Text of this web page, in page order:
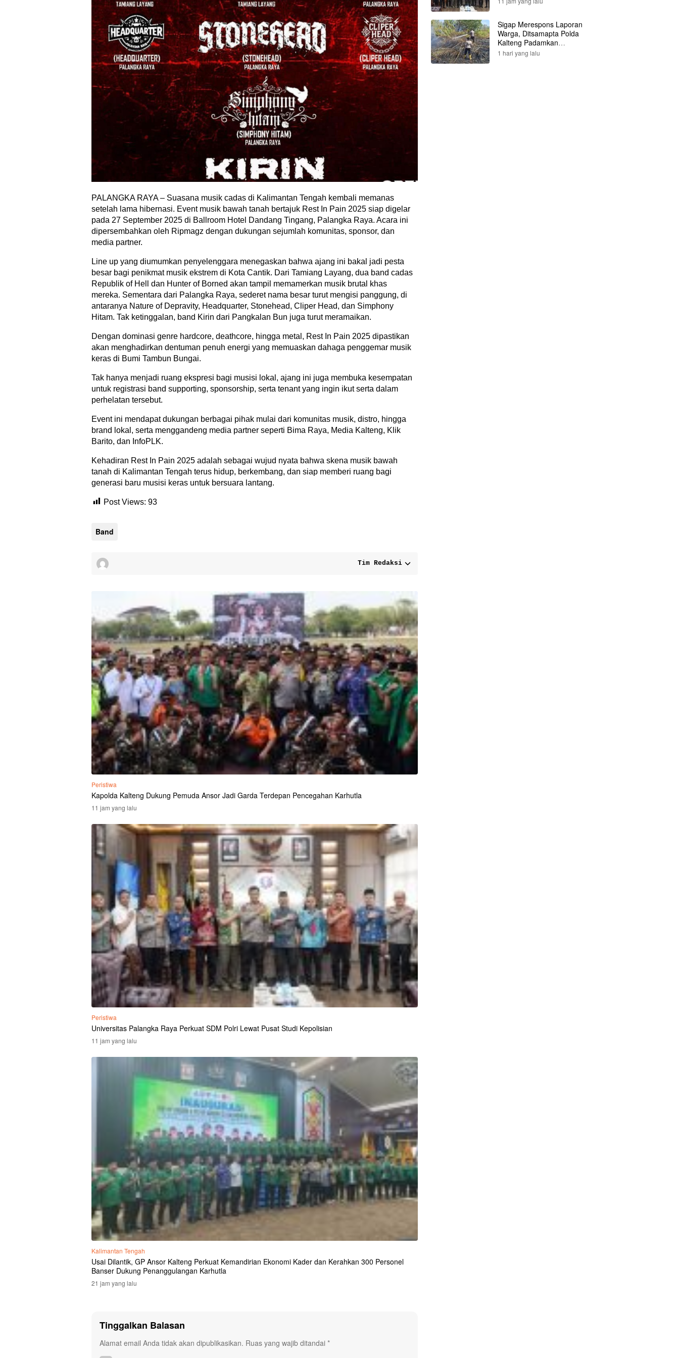
PALANGKA RAYA – Suasana musik cadas di Kalimantan Tengah kembali memanas
setelah lama hibernasi. Event musik bawah tanah bertajuk Rest In Pain 2025 siap digelar
pada 27 September 2025 di Ballroom Hotel Dandang Tingang, Palangka Raya. Acara ini
dipersembahkan oleh Ripmagz dengan dukungan sejumlah komunitas, sponsor, dan
media partner.
Line up yang diumumkan penyelenggara menegaskan bahwa ajang ini bakal jadi pesta
besar bagi penikmat musik ekstrem di Kota Cantik. Dari Tamiang Layang, dua band cadas
Republik of Hell dan Hunter of Borned akan tampil memamerkan musik brutal khas
mereka. Sementara dari Palangka Raya, sederet nama besar turut mengisi panggung, di
antaranya Nature of Depravity, Headquarter, Stonehead, Cliper Head, dan Simphony
Hitam. Tak ketinggalan, band Kirin dari Pangkalan Bun juga turut meramaikan.
Dengan dominasi genre hardcore, deathcore, hingga metal, Rest In Pain 2025 dipastikan
akan menghadirkan dentuman penuh energi yang memuaskan dahaga penggemar musik
keras di Bumi Tambun Bungai.
Tak hanya menjadi ruang ekspresi bagi musisi lokal, ajang ini juga membuka kesempatan
untuk registrasi band supporting, sponsorship, serta tenant yang ingin ikut serta dalam
perhelatan tersebut.
Event ini mendapat dukungan berbagai pihak mulai dari komunitas musik, distro, hingga
brand lokal, serta menggandeng media partner seperti Bima Raya, Media Kalteng, Klik
Barito, dan InfoPLK.
Kehadiran Rest In Pain 2025 adalah sebagai wujud nyata bahwa skena musik bawah
tanah di Kalimantan Tengah terus hidup, berkembang, dan siap memberi ruang bagi
generasi baru musisi keras untuk bersuara lantang.
Post Views: 93
Band
Tim Redaksi
Peristiwa
Kapolda Kalteng Dukung Pemuda Ansor Jadi Garda Terdepan Pencegahan Karhutla
11 jam yang lalu
Peristiwa
Universitas Palangka Raya Perkuat SDM Polri Lewat Pusat Studi Kepolisian
11 jam yang lalu
Kalimantan Tengah
Usai Dilantik, GP Ansor Kalteng Perkuat Kemandirian Ekonomi Kader dan Kerahkan 300 Personel
Banser Dukung Penanggulangan Karhutla
21 jam yang lalu
Tinggalkan Balasan
Alamat email Anda tidak akan dipublikasikan. Ruas yang wajib ditandai *
Sigap Merespons Laporan
Warga, Ditsamapta Polda
Kalteng Padamkan
Kebakaran Lahan
1 hari yang lalu